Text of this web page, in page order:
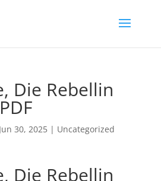
Die Rebellin
Jun 30, 2025| Uncategorized
Die Rebellin